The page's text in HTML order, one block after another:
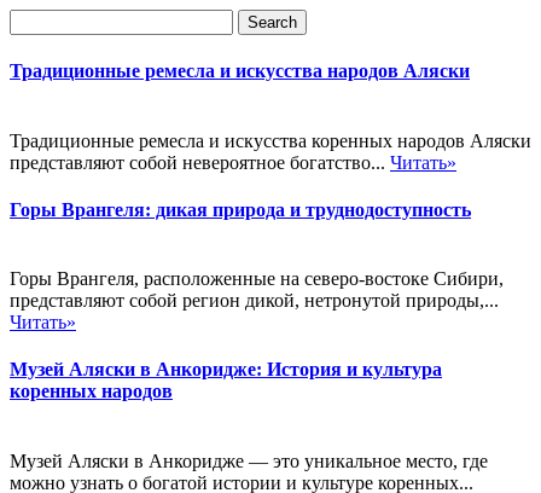
Традиционные ремесла и искусства народов Аляски
Традиционные ремесла и искусства коренных народов Аляски
представляют собой невероятное богатство... Читать»
Горы Врангеля: дикая природа и труднодоступность
Горы Врангеля, расположенные на северо-востоке Сибири,
представляют собой регион дикой, нетронутой природы,...
Читать»
Музей Аляски в Анкоридже: История и культура
коренных народов
Музей Аляски в Анкоридже — это уникальное место, где
можно узнать о богатой истории и культуре коренных...